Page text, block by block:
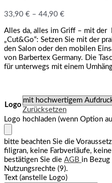
33,90 € – 44,90 €
Alles da, alles im Griff – mit der
„Cut&Go“: Setzen Sie mit der
den Salon oder den mobilen
von Barbertex Germany. Die
für unterwegs mit einem
Logo
Zurücksetzen
Logo hochladen (wenn Option
bitte beachten Sie die
filigran, keine Farbverläufe,
bestätigen Sie die AGB in Bezug
Nutzungsrechte (9).
Text (anstelle Logo)